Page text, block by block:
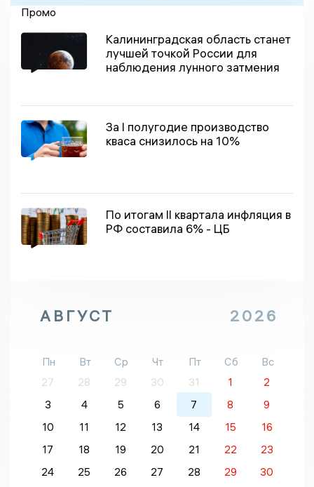
Промо
Калининградская область станет
лучшей точкой России для
наблюдения лунного затмения
За I полугодие производство
кваса снизилось на 10%
По итогам II квартала инфляция в
РФ составила 6% - ЦБ
АВГУСТ 2026
Пн Вт Ср Чт Пт Сб
Вс
27
28 29 30 31 1
2
3
4 5 6 7 8
9
10
11 12 13 14 15
16
17
18 19 20 21 22
23
24
25 26 27 28 29
30